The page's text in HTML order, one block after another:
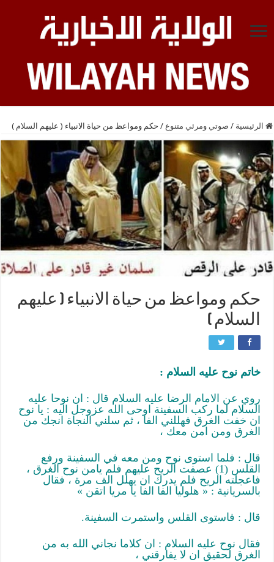
الرئيسية / صوتي ومرئي متنوع / حكم ومواعظ من حياة الانبياء ( عليهم السلام )
حكم ومواعظ من حياة الانبياء ( عليهم
السلام )
خاتم نوح عليه السلام :
روي عن الامام الرضا عليه السلام قال : ان نوحا عليه
السلام لما ركب السفينة اوحى الله عزوجل اليه : يا نوح
ان خفت الغرق فهللني الفا ، ثم سلني النجاة انجك من
الغرق ومن امن معك ،
قال : فلما استوى نوح ومن معه في السفينة ورفع
القلس (1) عصفت الريح عليهم فلم يامن نوح الغرق ،
فاعجلته الريح فلم يدرك ان يهلل الف مرة ، فقال
بالسريانية : « هلوليا الفا الفا يا مريا اتقن »
قال : فاستوى القلس واستمرت السفينة.
فقال نوح عليه السلام : ان كلاما نجاني الله به من
الغرق لحقيق ان لا يفارقني ،